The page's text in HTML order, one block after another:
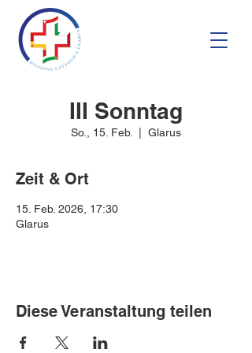
III Sonntag
So., 15. Feb. Glarus
Zeit & Ort
15. Feb. 2026, 17:30
Glarus
Diese Veranstaltung teilen